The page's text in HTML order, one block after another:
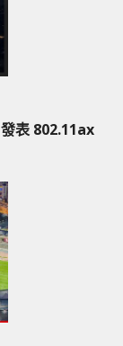
表 802.11ax